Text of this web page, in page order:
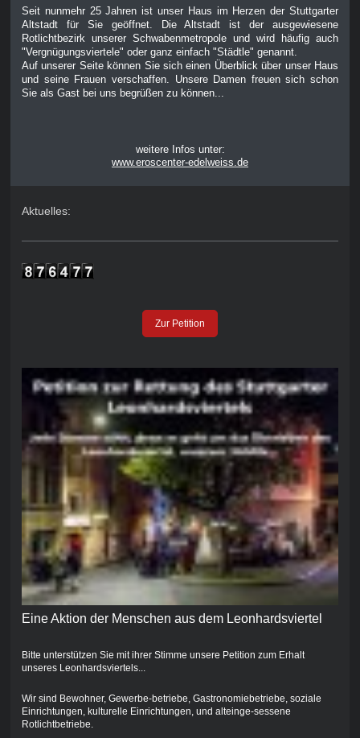
Seit nunmehr 25 Jahren ist unser Haus im Herzen der Stuttgarter
Altstadt für Sie geöffnet. Die Altstadt ist der ausgewiesene
Rotlichtbezirk unserer Schwabenmetropole und wird häufig auch
"Vergnügungsviertele" oder ganz einfach "Städtle" genannt.
Auf unserer Seite können Sie sich einen Überblick über unser Haus
und seine Frauen verschaffen. Unsere Damen freuen sich schon
Sie als Gast bei uns begrüßen zu können...
weitere Infos unter:
www.eroscenter-edelweiss.de
Aktuelles:
Zur Petition
Eine Aktion der Menschen aus dem Leonhardsviertel
Bitte unterstützen Sie mit ihrer Stimme unsere Petition zum Erhalt
unseres Leonhardsviertels...
Wir sind Bewohner, Gewerbe-betriebe, Gastronomiebetriebe, soziale
Einrichtungen, kulturelle Einrichtungen, und alteinge-sessene
Rotlichtbetriebe.